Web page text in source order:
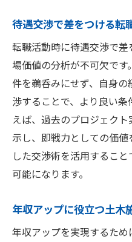
待遇交渉で差をつける転
転職活動時に待遇交渉で
場価値の分析が不可欠で
件を鵜呑みにせず、自身
渉することで、より良い
えば、過去のプロジェク
示し、即戦力としての価
した交渉術を活用するこ
可能になります。
年収アップに役立つ土木
年収アップを実現するた